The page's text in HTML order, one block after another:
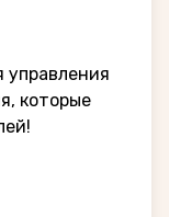
управления
которые